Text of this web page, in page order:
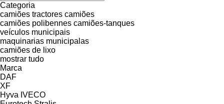
Categoria
camiões tractores camiões
camiões polibennes camiões-tanques
veículos municipais
maquinarias municipalas
camiões de lixo
mostrar tudo
Marca
DAF
XF
Hyva IVECO